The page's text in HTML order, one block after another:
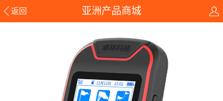
返回 亚洲产品商城